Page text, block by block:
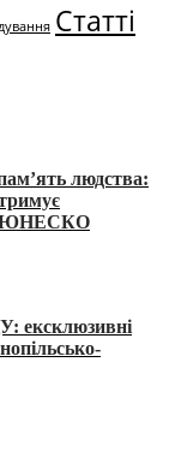
Статті
людства:
в ЮНЕСКО